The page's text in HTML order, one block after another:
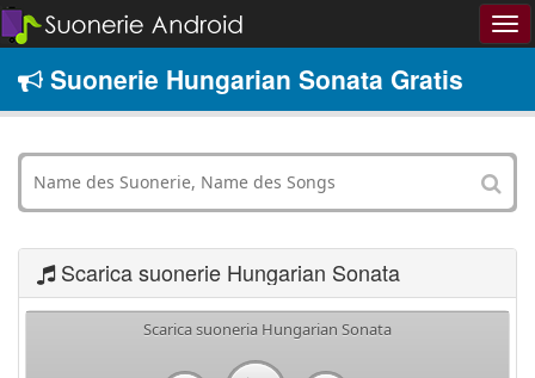
Suonerie Hungarian Sonata Gratis
Scarica suonerie Hungarian Sonata
Scarica suoneria Hungarian Sonata